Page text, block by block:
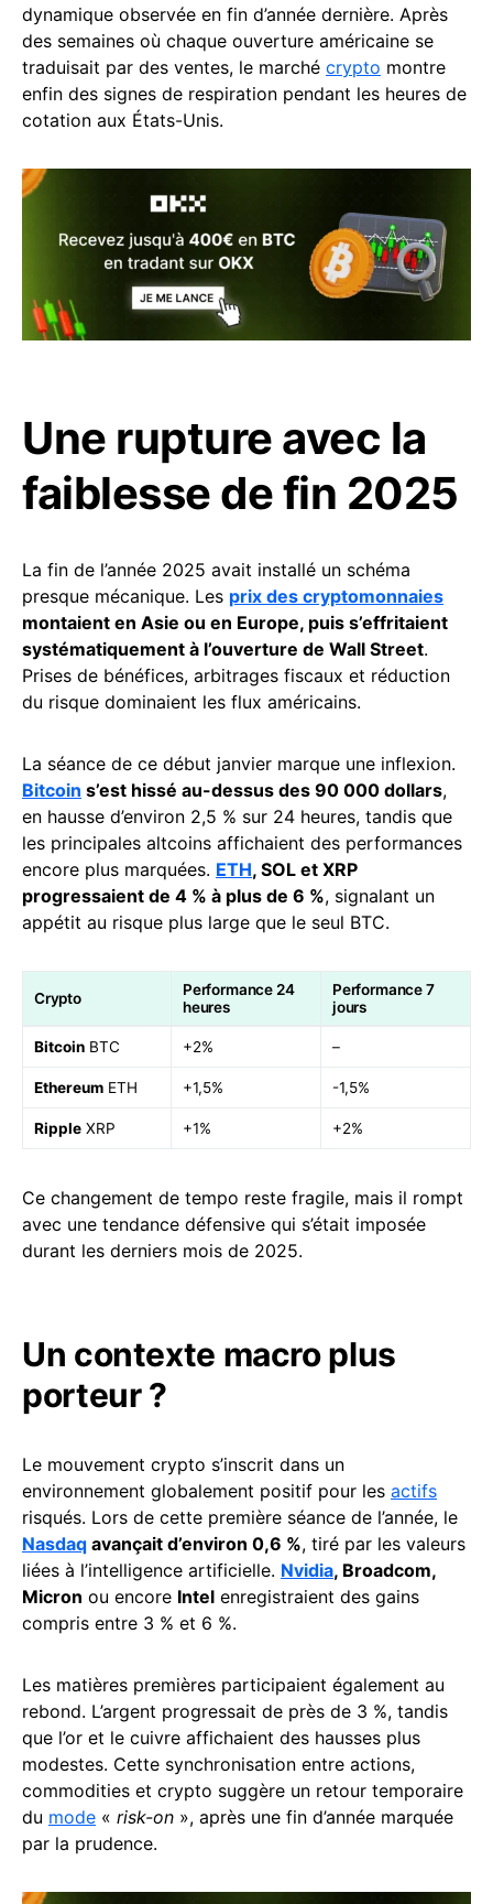
dynamique observée en fin d’année dernière. Après
des semaines où chaque ouverture américaine se
traduisait par des ventes, le marché crypto montre
enfin des signes de respiration pendant les heures de
cotation aux États-Unis.
Une rupture avec la
faiblesse de fin 2025
La fin de l’année 2025 avait installé un schéma
presque mécanique. Les prix des cryptomonnaies
montaient en Asie ou en Europe, puis s’effritaient
systématiquement à l’ouverture de Wall Street.
Prises de bénéfices, arbitrages fiscaux et réduction
du risque dominaient les flux américains.
La séance de ce début janvier marque une inflexion.
Bitcoin s’est hissé au-dessus des 90 000 dollars,
en hausse d’environ 2,5 % sur 24 heures, tandis que
les principales altcoins affichaient des performances
encore plus marquées. ETH, SOL et XRP
progressaient de 4 % à plus de 6 %, signalant un
appétit au risque plus large que le seul BTC.
Crypto
Performance 24
heures
Performance 7
jours
Bitcoin BTC +2% –
Ethereum ETH +1,5% -1,5%
Ripple XRP +1% +2%
Ce changement de tempo reste fragile, mais il rompt
avec une tendance défensive qui s’était imposée
durant les derniers mois de 2025.
Un contexte macro plus
porteur ?
Le mouvement crypto s’inscrit dans un
environnement globalement positif pour les actifs
risqués. Lors de cette première séance de l’année, le
Nasdaq avançait d’environ 0,6 %, tiré par les valeurs
liées à l’intelligence artificielle. Nvidia, Broadcom,
Micron ou encore Intel enregistraient des gains
compris entre 3 % et 6 %.
Les matières premières participaient également au
rebond. L’argent progressait de près de 3 %, tandis
que l’or et le cuivre affichaient des hausses plus
modestes. Cette synchronisation entre actions,
commodities et crypto suggère un retour temporaire
du mode « risk-on », après une fin d’année marquée
par la prudence.